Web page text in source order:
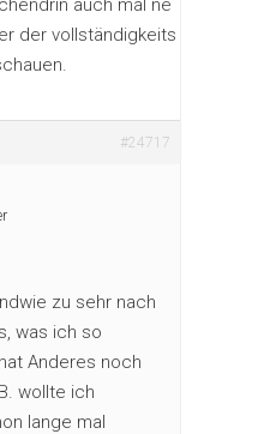
auch mal ne
der vollständigkeits
#24717
zu sehr nach
was ich so
Anderes noch
wollte ich
lange mal